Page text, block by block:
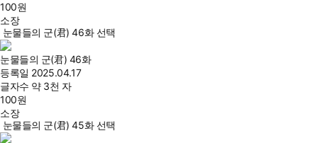
100원
소장
눈물들의 군(君) 46화 선택
눈물들의 군(君) 46화
등록일 2025.04.17
글자수 약 3천 자
100원
소장
눈물들의 군(君) 45화 선택